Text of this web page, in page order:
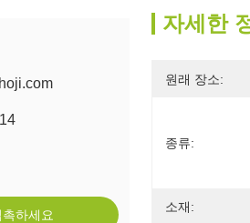
하세요
자세한
원래 장소:
종류:
소재: